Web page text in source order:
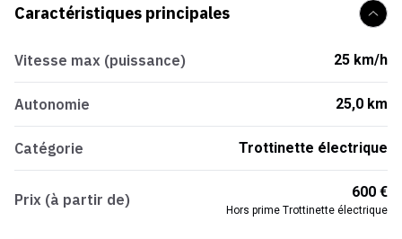
Caractéristiques principales
Vitesse max (puissance) 25 km/h
Autonomie 25,0 km
Catégorie Trottinette électrique
Prix (à partir de) 600 €
Hors prime Trottinette électrique